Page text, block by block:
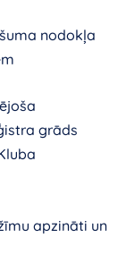
nodokļa
grāds
apzināti un